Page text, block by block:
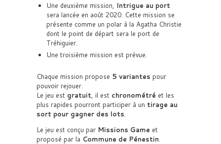
Une deuxième mission, Intrigue au port
sera lancée en août 2020. Cette mission se
présente comme un polar à la Agatha Christie
dont le point de départ sera le port de
Tréhiguier.
Une troisième mission est prévue.
Chaque mission propose 5 variantes pour
pouvoir rejouer.
Le jeu est gratuit, il est chronométré et les
plus rapides pourront participer à un tirage au
sort pour gagner des lots.
Le jeu est conçu par Missions Game et
proposé par la Commune de Pénestin.